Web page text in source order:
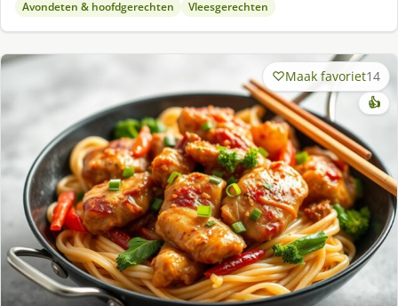
Avondeten & hoofdgerechten Vleesgerechten
Maak favoriet14
👍